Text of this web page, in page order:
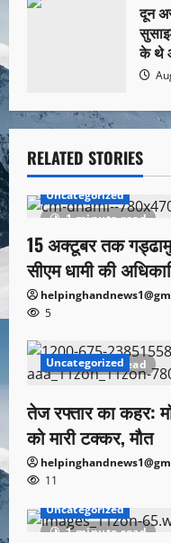
दून
के थे
RELATED STORIES
1 minute read
Uncategorized
15 अक्टूबर तक
सीएम धामी की
5
1 minute read
Uncategorized
तेज रफ्तार का कहर:
को मारी टक्कर, मौत
11
1 minute read
Uncategorized